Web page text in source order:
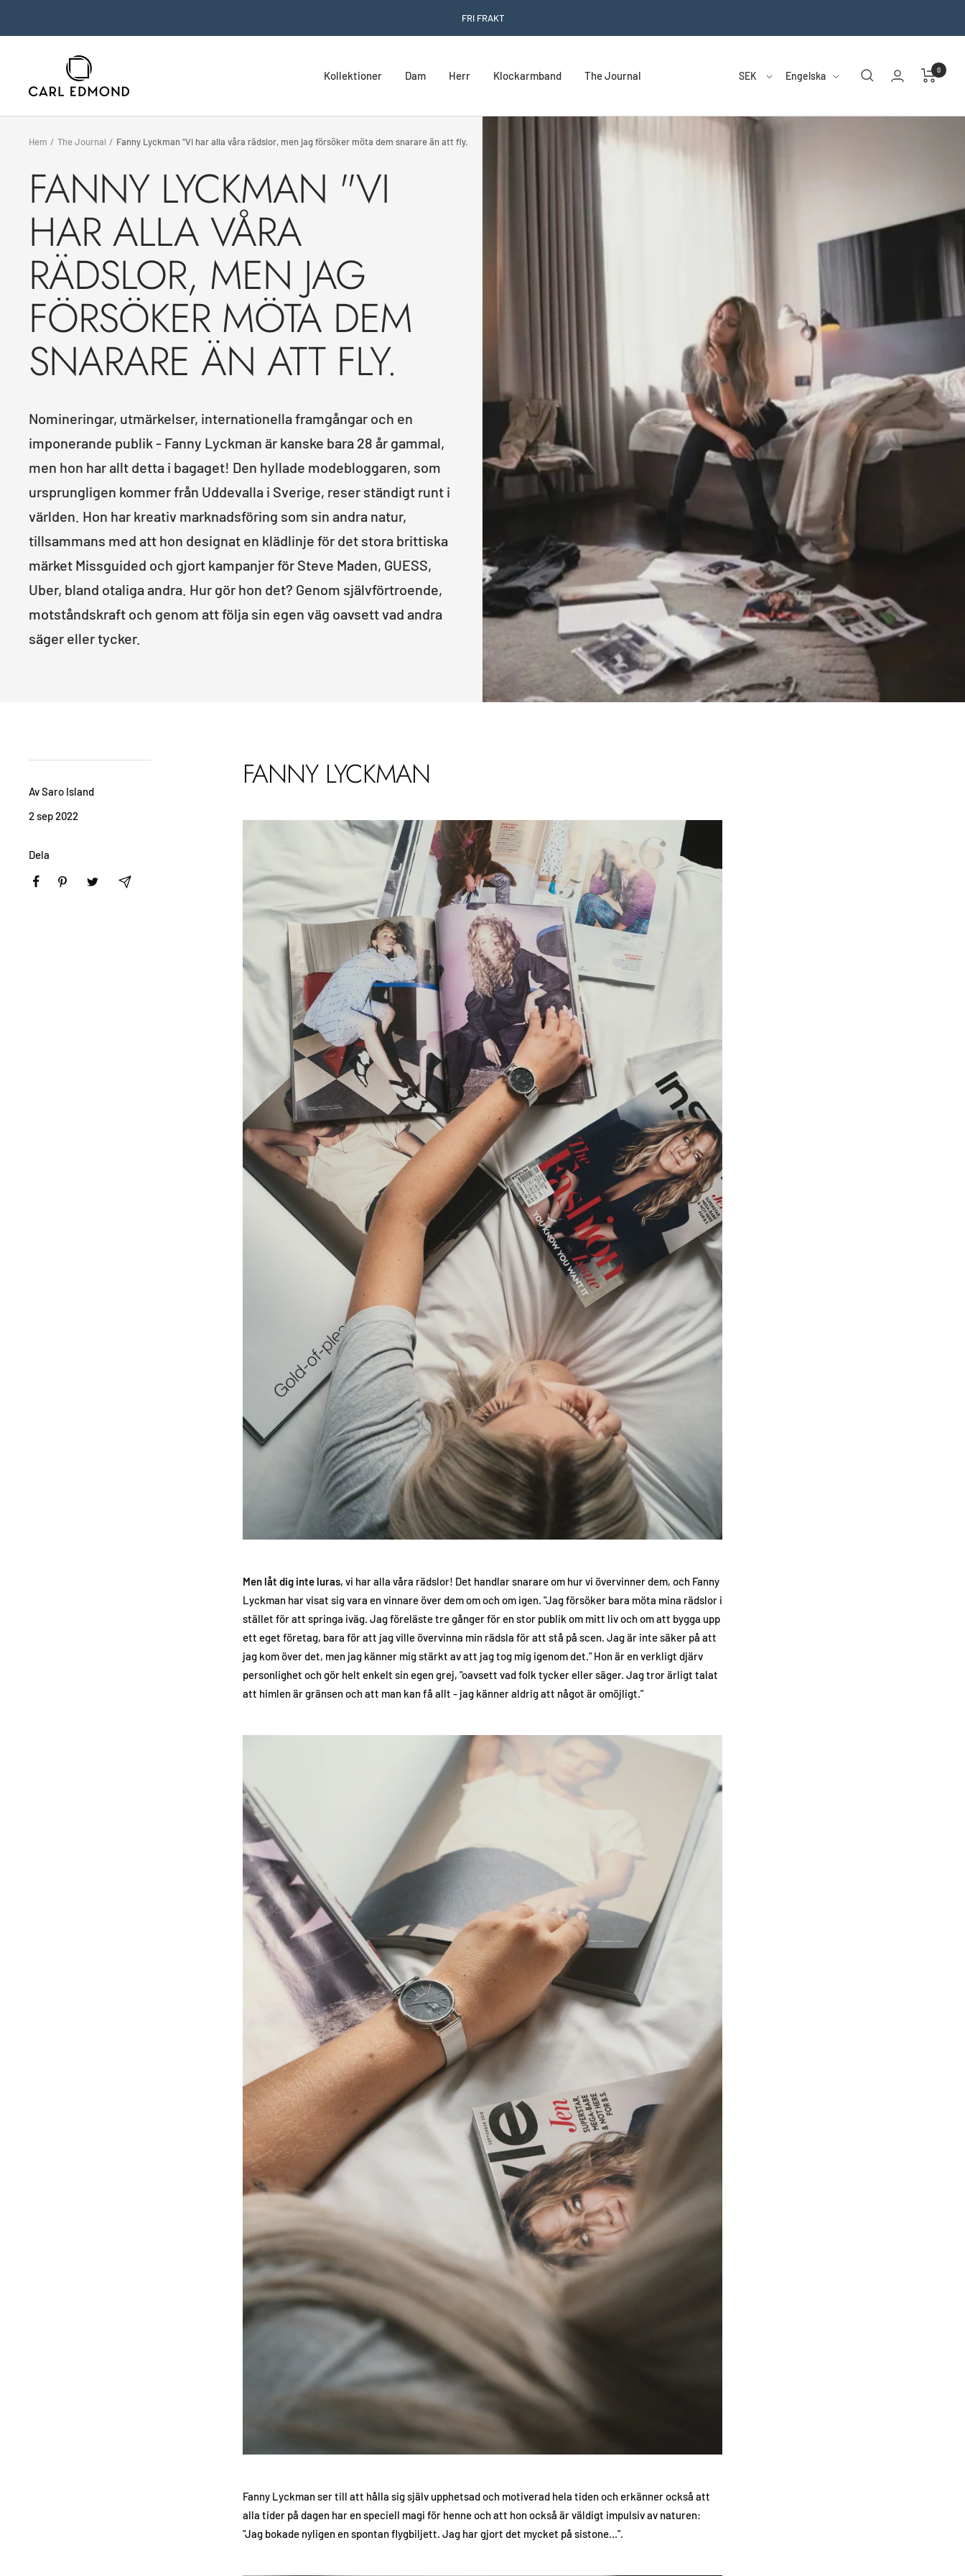
FRI FRAKT
Kollektioner Dam Herr Klockarmband The Journal Country/region
SEK Language
Engelska 0
Hem The Journal Fanny Lyckman "Vi har alla våra rädslor, men jag försöker möta dem snarare än att fly.
FANNY LYCKMAN "VI
HAR ALLA VÅRA
RÄDSLOR, MEN JAG
FÖRSÖKER MÖTA DEM
SNARARE ÄN ATT FLY.
Nomineringar, utmärkelser, internationella framgångar och en
imponerande publik - Fanny Lyckman är kanske bara 28 år gammal,
men hon har allt detta i bagaget! Den hyllade modebloggaren, som
ursprungligen kommer från Uddevalla i Sverige, reser ständigt runt i
världen. Hon har kreativ marknadsföring som sin andra natur,
tillsammans med att hon designat en klädlinje för det stora brittiska
märket Missguided och gjort kampanjer för Steve Maden, GUESS,
Uber, bland otaliga andra. Hur gör hon det? Genom självförtroende,
motståndskraft och genom att följa sin egen väg oavsett vad andra
säger eller tycker.
Av Saro Island
2 sep 2022
Dela
FANNY LYCKMAN
Men låt dig inte luras, vi har alla våra rädslor! Det handlar snarare om hur vi övervinner dem, och Fanny
Lyckman har visat sig vara en vinnare över dem om och om igen. "Jag försöker bara möta mina rädslor i
stället för att springa iväg. Jag föreläste tre gånger för en stor publik om mitt liv och om att bygga upp
ett eget företag, bara för att jag ville övervinna min rädsla för att stå på scen. Jag är inte säker på att
jag kom över det, men jag känner mig stärkt av att jag tog mig igenom det." Hon är en verkligt djärv
personlighet och gör helt enkelt sin egen grej, "oavsett vad folk tycker eller säger. Jag tror ärligt talat
att himlen är gränsen och att man kan få allt - jag känner aldrig att något är omöjligt."
Fanny Lyckman ser till att hålla sig själv upphetsad och motiverad hela tiden och erkänner också att
alla tider på dagen har en speciell magi för henne och att hon också är väldigt impulsiv av naturen:
"Jag bokade nyligen en spontan flygbiljett. Jag har gjort det mycket på sistone...".